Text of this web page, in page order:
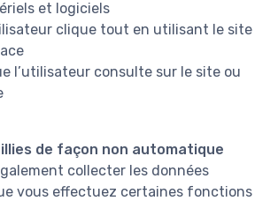
et logiciels
clique tout en utilisant le site
l’utilisateur consulte sur le site ou
de façon non automatique
collecter les données
vous effectuez certaines fonctions